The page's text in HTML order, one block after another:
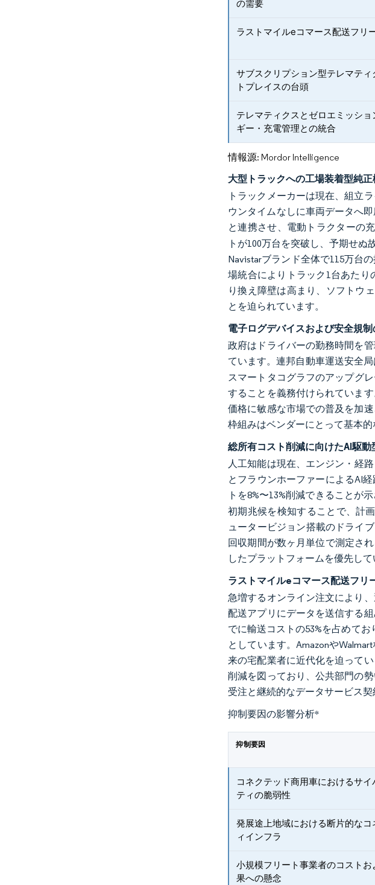
の需要
ラストマイルeコマース配送フリ
サブスクリプション型テレマティ
トプレイスの台頭
テレマティクスとゼロエミッシ
ギー・充電管理との統合
情報源: Mordor Intelligence
大型トラックへの工場装着型純
トラックメーカーは現在、組立
ウンタイムなしに車両データへ
と連携させ、電動トラクターの
トが100万台を突破し、予期せぬ
Navistarブランド全体で115万台
場統合によりトラック1台あた
り換え障壁は高まり、ソフトウ
とを迫られています。
電子ログデバイスおよび安全規
政府はドライバーの勤務時間を
ています。連邦自動車運送安全
スマートタコグラフのアップグ
することを義務付けられていま
価格に敏感な市場での普及を加
枠組みはベンダーにとって基本
総所有コスト削減に向けたAI駆
人工知能は現在、エンジン・経
とフラウンホーファーによるAI
トを8%〜13%削減できることが
初期兆候を検知することで、計
ュータービジョン搭載のドライ
回収期間が数ヶ月単位で測定さ
したプラットフォームを優先して
ラストマイルeコマース配送フリ
急増するオンライン注文により
配送アプリにデータを送信する
でに輸送コストの53%を占めて
としています。Amazonや
来の宅配業者に近代化を迫って
削減を図っており、公共部門の
受注と継続的なデータサービス
抑制要因の影響分析*
抑制要因
コネクテッド商用車におけるサイ
ティの脆弱性
発展途上地域における断片的なコ
ィインフラ
小規模フリート事業者のコストお
果への懸念